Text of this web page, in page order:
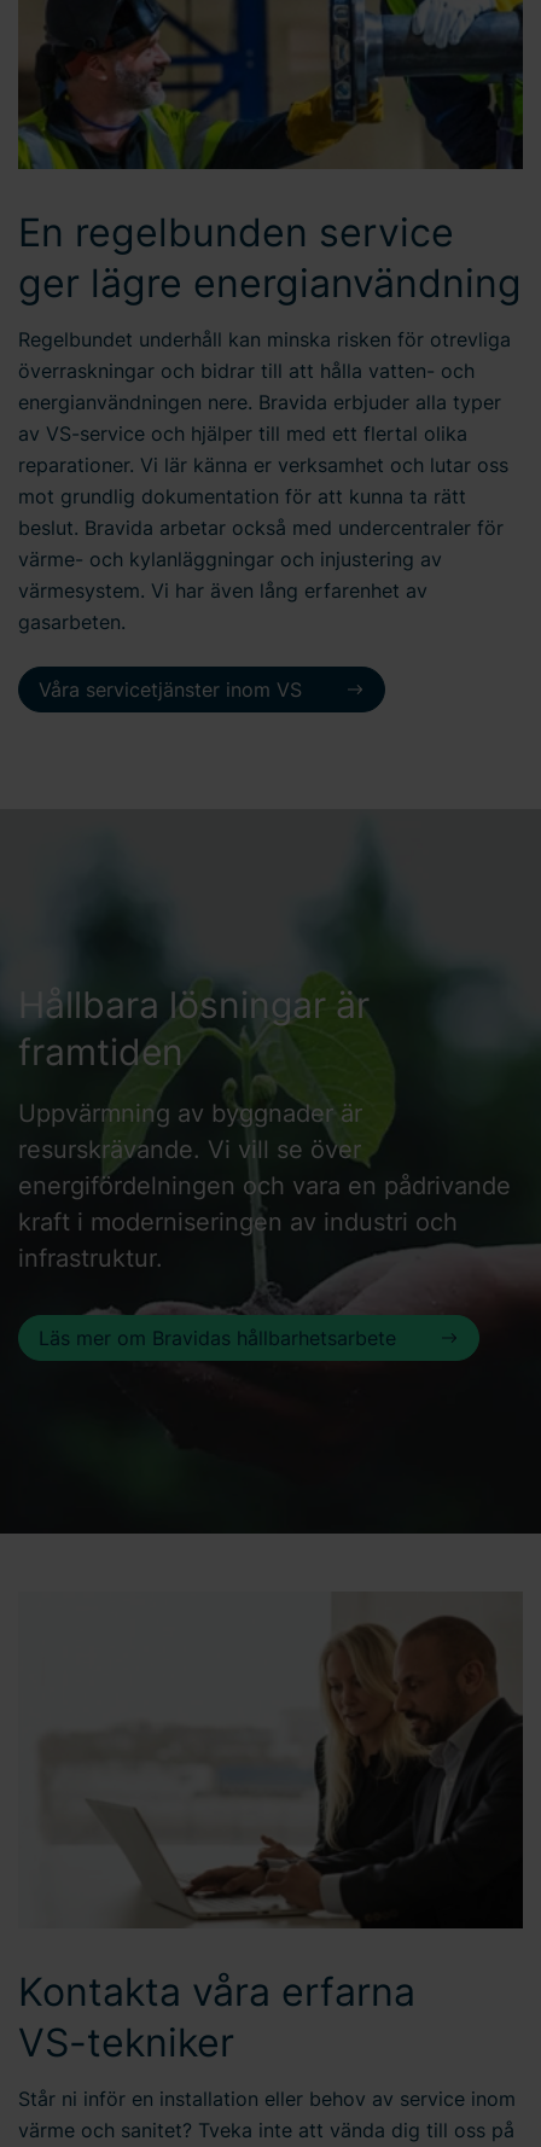
En regelbunden service
ger lägre energianvändning
Regelbundet underhåll kan minska risken för otrevliga
överraskningar och bidrar till att hålla vatten- och
energianvändningen nere. Bravida erbjuder alla typer
av VS-service och hjälper till med ett flertal olika
reparationer. Vi lär känna er verksamhet och lutar oss
mot grundlig dokumentation för att kunna ta rätt
beslut. Bravida arbetar också med undercentraler för
värme- och kylanläggningar och injustering av
värmesystem. Vi har även lång erfarenhet av
gasarbeten.
Våra servicetjänster inom VS
Hållbara lösningar är
framtiden
Uppvärmning av byggnader är
resurskrävande. Vi vill se över
energifördelningen och vara en pådrivande
kraft i moderniseringen av industri och
infrastruktur.
Läs mer om Bravidas hållbarhetsarbete
Kontakta våra erfarna
VS-tekniker
Står ni inför en installation eller behov av service inom
värme och sanitet? Tveka inte att vända dig till oss på